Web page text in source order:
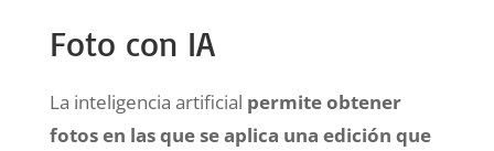
Foto con IA
La inteligencia artificial permite obtener
fotos en las que se aplica una edición que